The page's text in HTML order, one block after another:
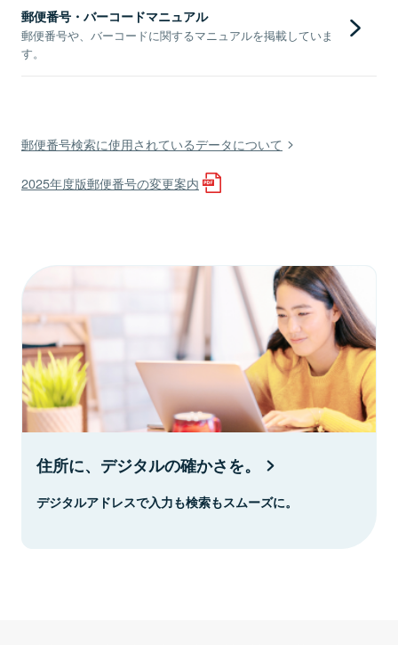
郵便番号・バーコードマニュアル
郵便番号や、バーコードに関するマニュアルを掲載していま
す。
郵便番号検索に使用されているデータについて
2025年度版郵便番号の変更案内
住所に、デジタルの確かさを。
デジタルアドレスで入力も検索もスムーズに。